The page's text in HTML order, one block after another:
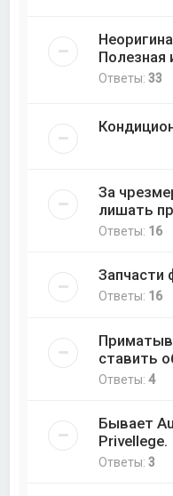
Полезная
Ответы:33
За
лишать
Ответы: 16
Запчасти
Ответы: 16
ставить
Ответы:4
Бывает
Privellege.
Ответы:3